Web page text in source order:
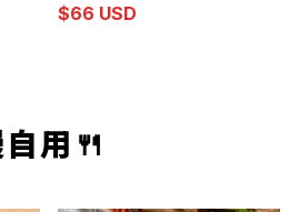
12片 (散裝無禮
$66 USD
用🍴